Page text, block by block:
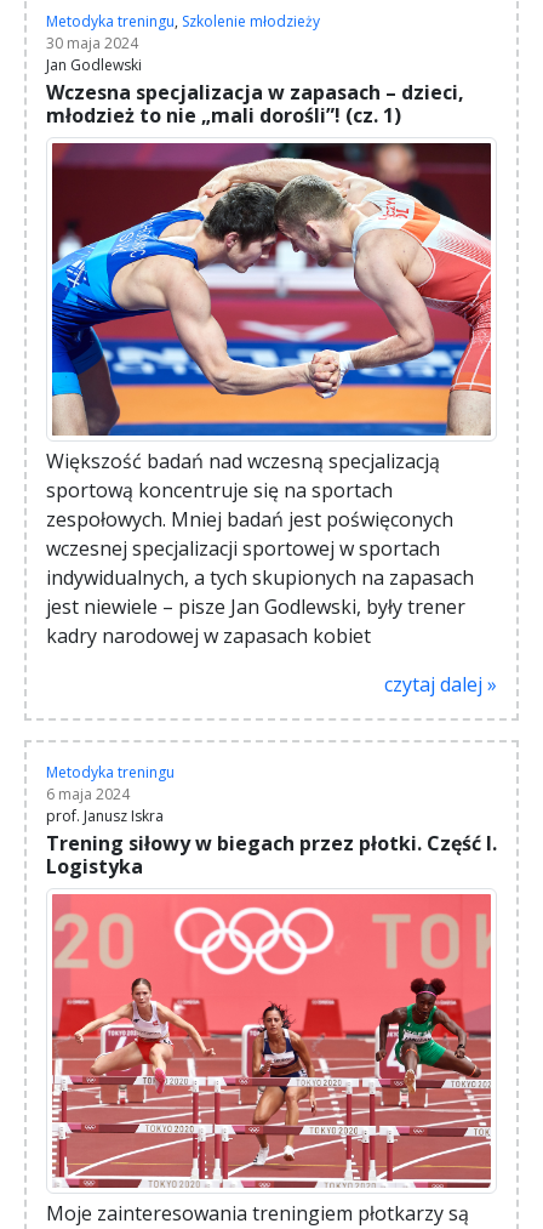
Metodyka treningu, Szkolenie młodzieży
30 maja 2024
Jan Godlewski
Wczesna specjalizacja w zapasach – dzieci,
młodzież to nie „mali dorośli”! (cz. 1)
Większość badań nad wczesną specjalizacją
sportową koncentruje się na sportach
zespołowych. Mniej badań jest poświęconych
wczesnej specjalizacji sportowej w sportach
indywidualnych, a tych skupionych na zapasach
jest niewiele – pisze Jan Godlewski, były trener
kadry narodowej w zapasach kobiet
czytaj dalej »
Metodyka treningu
6 maja 2024
prof. Janusz Iskra
Trening siłowy w biegach przez płotki. Część I.
Logistyka
Moje zainteresowania treningiem płotkarzy są